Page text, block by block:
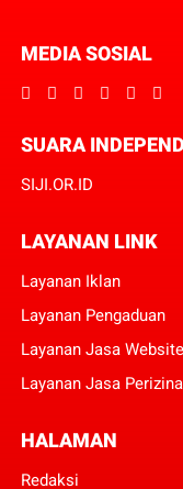
MEDIA SOSIAL
SUARA
SIJI.OR.ID
LAYANAN LINK
Layanan Iklan
Layanan Pengaduan
Layanan Jasa Website
Layanan Jasa
HALAMAN
Redaksi